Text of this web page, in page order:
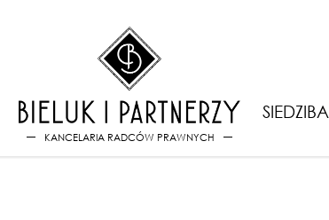
KANCELARIA RADCÓW PRAWNYCH
SIEDZIBA